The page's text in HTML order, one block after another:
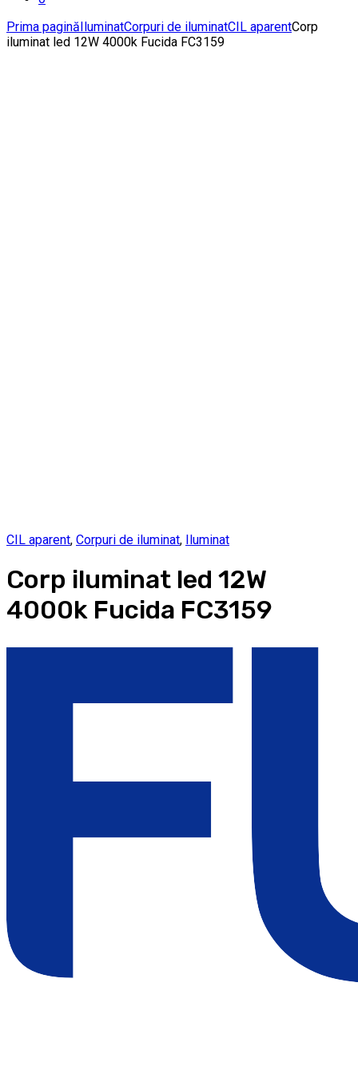
Prima paginăIluminatCorpuri de iluminatCIL aparentCorp
iluminat led 12W 4000k Fucida FC3159
CIL aparent, Corpuri de iluminat, Iluminat
Corp iluminat led 12W
4000k Fucida FC3159